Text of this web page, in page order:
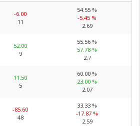
-6.00
11
54.55 %
-5.45 %
2.69
52.00
9
55.56 %
57.78 %
2.7
11.50
5
60.00 %
23.00 %
2.07
-85.60
48
33.33 %
-17.87 %
2.59